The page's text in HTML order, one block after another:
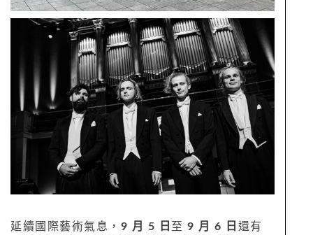
延續國際藝術氣息， 9 月 5 日 至 9 月 6 日 還有